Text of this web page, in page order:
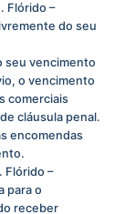
Flórido –
do seu
seu vencimento
o vencimento
comerciais
cláusula penal.
encomendas
Flórido –
para o
receber